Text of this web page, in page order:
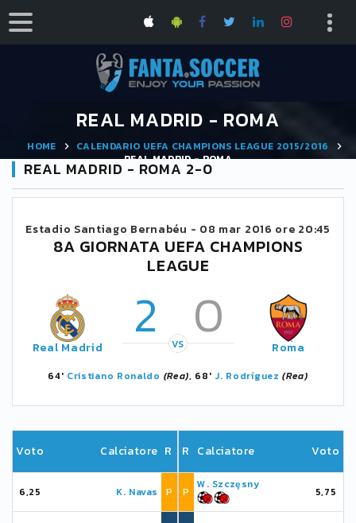
REAL MADRID - ROMA
HOME
CALENDARIO UEFA CHAMPIONS LEAGUE 2015/2016
REAL MADRID - ROMA
REAL MADRID - ROMA 2-0
Estadio Santiago Bernabéu - 08 mar 2016 ore 20:45
8A GIORNATA UEFA CHAMPIONS
LEAGUE
Real Madrid 2 0
VS Roma
64' Cristiano Ronaldo (Rea), 68' J. Rodríguez (Rea)
Voto Calciatore R
6,25 K. Navas P
R Calciatore Voto
P
W. Szczęsny
5,75